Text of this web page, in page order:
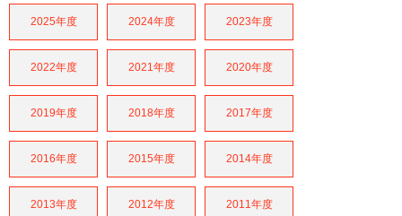
2025年度 2024年度 2023年度
2022年度 2021年度 2020年度
2019年度 2018年度 2017年度
2016年度 2015年度 2014年度
2013年度 2012年度 2011年度